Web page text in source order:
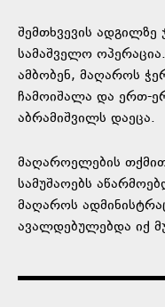
შემთხვევის ადგილზე
სამაშველო
ამბობენ, მაღაროს
ჩამოიშალა და ერთ-
აბრამიშვილს დაეცა.
მაღაროელების
სამუშაოებს
მაღაროს
ავალდებულებდა იქ